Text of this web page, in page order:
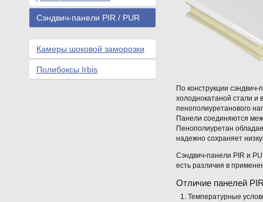
По конструкции
холоднокатаной стали и
пенополиуретанового
Панели соединяются
Пенополиуретан
надежно сохраняет
Сэндвич-панели PIR и
есть различия в
Отличие панелей
Температурные
Сэндвич-панели PIR / PUR
Камеры шоковой заморозки
Полибоксы Irbis